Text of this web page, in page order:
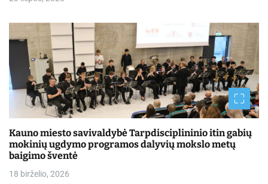
Kauno miesto savivaldybė Tarpdisciplininio itin gabių
mokinių ugdymo programos dalyvių mokslo metų
baigimo šventė
18 birželio, 2026